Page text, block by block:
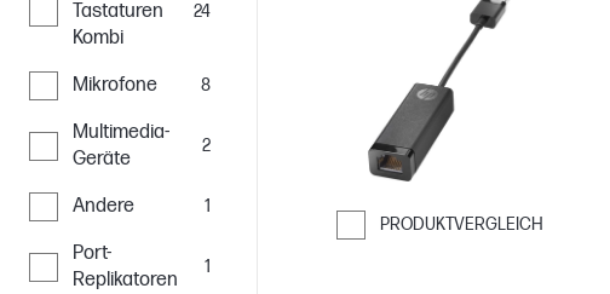
Tastaturen
Kombi
24
Mikrofone 8
Multimedia-
Geräte
2
Andere 1
Port-
Replikatoren
1
PRODUKTVERGLEICH